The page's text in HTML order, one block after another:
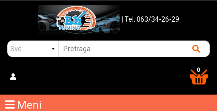
| Tel. 063/34-26-29
0
Meni